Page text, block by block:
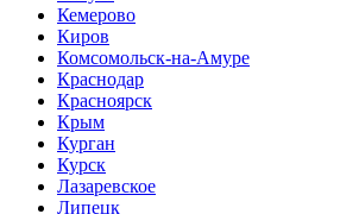
Кемерово
Киров
Комсомольск-на-Амуре
Краснодар
Красноярск
Крым
Курган
Курск
Лазаревское
Липецк